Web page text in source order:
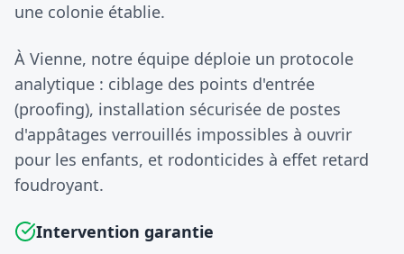
une colonie établie.
À Vienne, notre équipe déploie un protocole
analytique : ciblage des points d'entrée
(proofing), installation sécurisée de postes
d'appâtages verrouillés impossibles à ouvrir
pour les enfants, et rodonticides à effet retard
foudroyant.
Intervention garantie